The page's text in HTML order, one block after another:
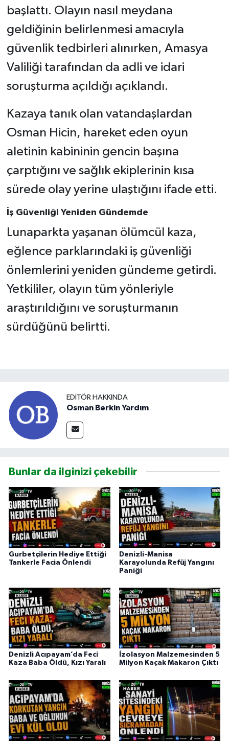
başlattı. Olayın nasıl meydana
geldiğinin belirlenmesi amacıyla
güvenlik tedbirleri alınırken, Amasya
Valiliği tarafından da adli ve idari
soruşturma açıldığı açıklandı.
Kazaya tanık olan vatandaşlardan
Osman Hicin, hareket eden oyun
aletinin kabininin gencin başına
çarptığını ve sağlık ekiplerinin kısa
sürede olay yerine ulaştığını ifade etti.
İş Güvenliği Yeniden Gündemde
Lunaparkta yaşanan ölümcül kaza,
eğlence parklarındaki iş güvenliği
önlemlerini yeniden gündeme getirdi.
Yetkililer, olayın tüm yönleriyle
araştırıldığını ve soruşturmanın
sürdüğünü belirtti.
EDITÖR HAKKINDA
Osman Berkin Yardım
Bunlar da ilginizi çekebilir
Gurbetçilerin Hediye Ettiği
Tankerle Facia Önlendi
Denizli-Manisa
Karayolunda Refüj Yangını
Paniği
Denizli Acıpayam’da Feci
Kaza Baba Öldü, Kızı Yaralı
İzolasyon Malzemesinden 5
Milyon Kaçak Makaron Çıktı